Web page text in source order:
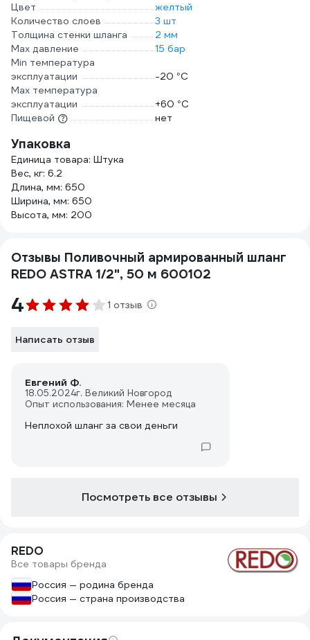
Цвет
желтый
Количество слоев
3 шт
Толщина стенки шланга
2 мм
Max давление
15 бар
Min температура
эксплуатации
-20 °С
Мах температура
эксплуатации
+60 °С
Пищевой
нет
Упаковка
Единица товара: Штука
Вес, кг: 6.2
Длина, мм: 650
Ширина, мм: 650
Высота, мм: 200
Отзывы Поливочный армированный шланг
REDO ASTRA 1/2", 50 м 600102
4 1 отзыв
Написать отзыв
Евгений Ф.
18.05.2024г. Великий Новгород
Опыт использования: Менее месяца
Неплохой шланг за свои деньги
Посмотреть все отзывы
REDO
Все товары бренда
Россия — родина бренда
Россия — страна производства